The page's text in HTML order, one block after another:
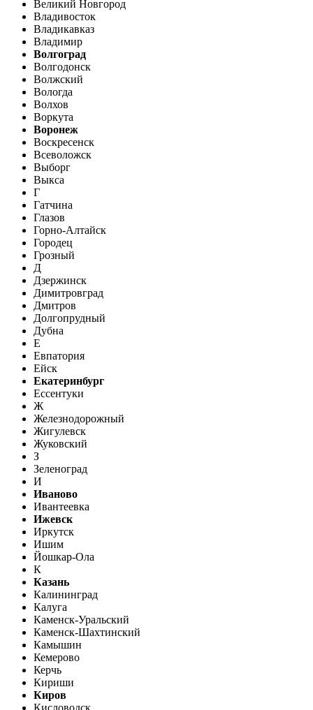
Великий Новгород
Владивосток
Владикавказ
Владимир
Волгоград
Волгодонск
Волжский
Вологда
Волхов
Воркута
Воронеж
Воскресенск
Всеволожск
Выборг
Выкса
Г
Гатчина
Глазов
Горно-Алтайск
Городец
Грозный
Д
Дзержинск
Димитровград
Дмитров
Долгопрудный
Дубна
Е
Евпатория
Ейск
Екатеринбург
Ессентуки
Ж
Железнодорожный
Жигулевск
Жуковский
З
Зеленоград
И
Иваново
Ивантеевка
Ижевск
Иркутск
Ишим
Йошкар-Ола
К
Казань
Калининград
Калуга
Каменск-Уральский
Каменск-Шахтинский
Камышин
Кемерово
Керчь
Кириши
Киров